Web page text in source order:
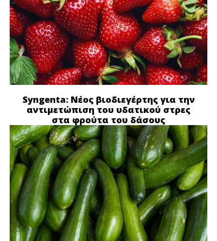
Syngenta: Νέος βιοδιεγέρτης για την
αντιμετώπιση του υδατικού στρες
στα φρούτα του δάσους